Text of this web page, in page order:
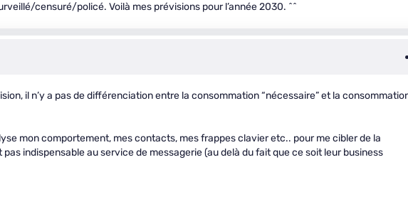
censuré/policé. Voilà mes prévisions pour l’année 2030. ^^
il n’y a pas de différenciation entre la consommation “nécessaire” et la
mon comportement, mes contacts, mes frappes clavier etc.. pour me cibler de la
pas indispensable au service de messagerie (au delà du fait que ce soit leur business